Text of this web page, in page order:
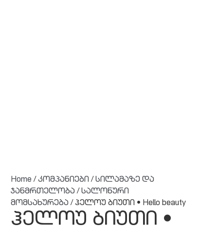
Home /კომპანიები /სილამაზე და
ჯანმრთელობა /სალონური
მომსახურება / ჰელოუ ბიუთი • Hello beauty
ჰელოუ ბიუთი •